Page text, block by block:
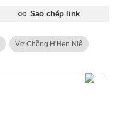
Sao chép link
Vợ Chồng H'Hen Niê